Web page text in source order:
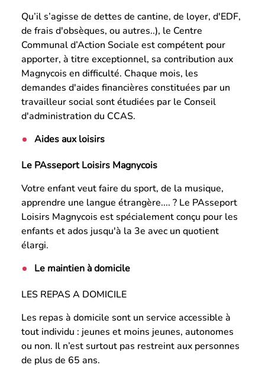
Qu’il s’agisse de dettes de cantine, de loyer, d'EDF,
de frais d'obsèques, ou autres..), le Centre
Communal d’Action Sociale est compétent pour
apporter, à titre exceptionnel, sa contribution aux
Magnycois en difficulté. Chaque mois, les
demandes d'aides financières constituées par un
travailleur social sont étudiées par le Conseil
d'administration du CCAS.
Aides aux loisirs
Le PAsseport Loisirs Magnycois
Votre enfant veut faire du sport, de la musique,
apprendre une langue étrangère.... ? Le PAsseport
Loisirs Magnycois est spécialement conçu pour les
enfants et ados jusqu'à la 3e avec un quotient
élargi.
Le maintien à domicile
LES REPAS A DOMICILE
Les repas à domicile sont un service accessible à
tout individu : jeunes et moins jeunes, autonomes
ou non. Il n’est surtout pas restreint aux personnes
de plus de 65 ans.